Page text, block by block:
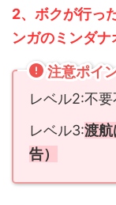
2、ボクが行っ
ンガのミンダ
注意ポイ
レベル2:不要
レベル3:渡
告）